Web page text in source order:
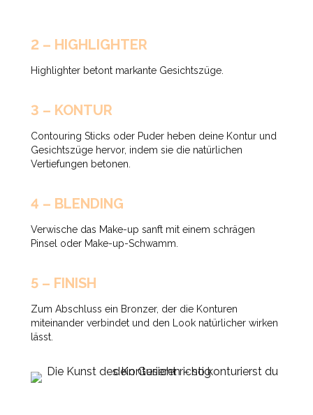
2 – HIGHLIGHTER
Highlighter betont markante Gesichtszüge.
3 – KONTUR
Contouring Sticks oder Puder heben deine Kontur und
Gesichtszüge hervor, indem sie die natürlichen
Vertiefungen betonen.
4 – BLENDING
Verwische das Make-up sanft mit einem schrägen
Pinsel oder Make-up-Schwamm.
5 – FINISH
Zum Abschluss ein Bronzer, der die Konturen
miteinander verbindet und den Look natürlicher wirken
lässt.